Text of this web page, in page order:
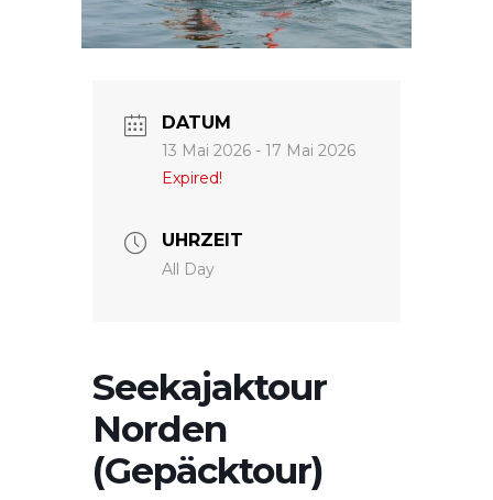
DATUM
13 Mai 2026 - 17 Mai 2026
Expired!
UHRZEIT
All Day
Seekajaktour
Norden
(Gepäcktour)